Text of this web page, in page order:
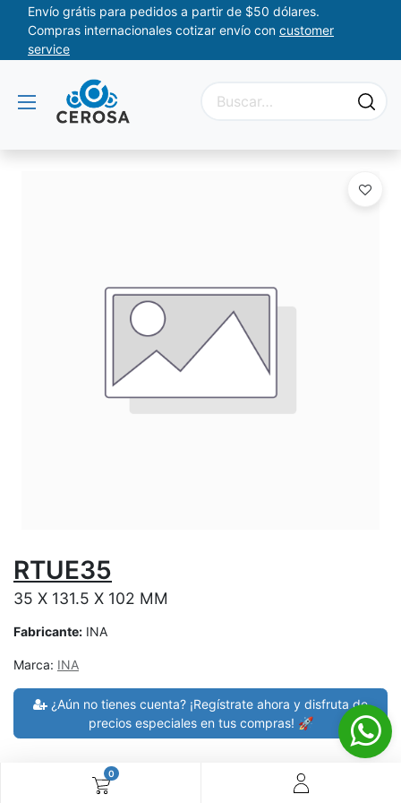
0
Envío grátis para pedidos a partir de $50 dólares.
Compras internacionales cotizar envío con customer
service
RTUE35
35 X 131.5 X 102 MM
Fabricante: INA
Marca: INA
¿Aún no tienes cuenta? ¡Regístrate ahora y disfruta de
precios especiales en tus compras! 🚀
30 días de devolución